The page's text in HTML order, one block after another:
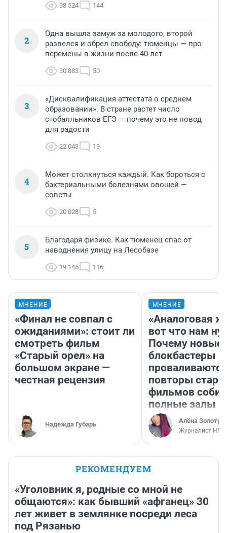
98 524 144
2
Одна вышла замуж за молодого, второй
развелся и обрел свободу: тюменцы — про
перемены в жизни после 40 лет
30 883 50
3
«Дисквалификация аттестата о среднем
образовании». В стране растет число
стобалльников ЕГЭ — почему это не повод
для радости
22 043 19
4
Может столкнуться каждый. Как бороться с
бактериальными болезнями овощей —
советы
20 028 5
5
Благодаря физике. Как тюменец спас от
наводнения улицу на Лесобазе
19 145 116
МНЕНИЕ
«Финал не совпал с
ожиданиями»: стоит ли
смотреть фильм
«Старый орел» на
большом экране —
честная рецензия
Надежда Губарь
МНЕНИЕ
«Аналоговая
вот что нам
Почему новые
блокбастеры
повторы
фильмов
полные залы
Алёна
Журналист НГС
РЕКОМЕНДУЕМ
«Уголовник я, родные со мной не
общаются»: как бывший «афганец» 30
лет живет в землянке посреди леса
под Рязанью